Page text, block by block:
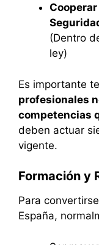
(Dentro
ley)
Es importante
profesionales
competencias
deben actuar
vigente.
Formación y
Para
España,